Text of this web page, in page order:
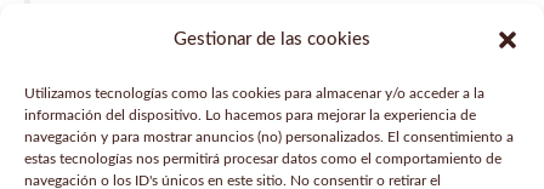
Gestionar de las cookies
Utilizamos tecnologías como las cookies para almacenar y/o acceder a la
información del dispositivo. Lo hacemos para mejorar la experiencia de
navegación y para mostrar anuncios (no) personalizados. El consentimiento a
estas tecnologías nos permitirá procesar datos como el comportamiento de
navegación o los ID's únicos en este sitio. No consentir o retirar el
El tiempo pasó; comenzaron los
zarzales a rastrear por los desiertos
patios, la hiedra a enredarse en los